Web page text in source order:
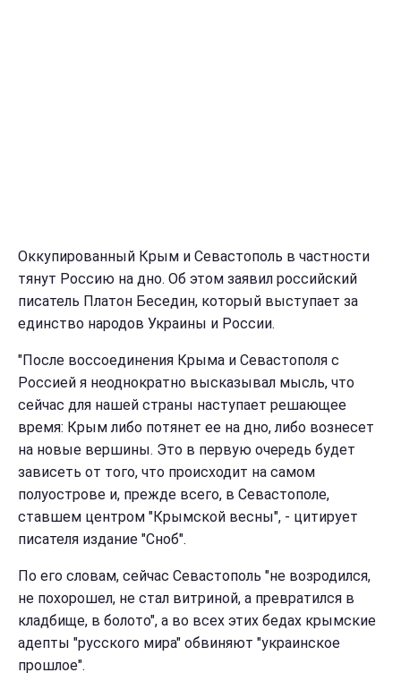
Оккупированный Крым и Севастополь в частности
тянут Россию на дно. Об этом заявил российский
писатель Платон Беседин, который выступает за
единство народов Украины и России.
"После воссоединения Крыма и Севастополя с
Россией я неоднократно высказывал мысль, что
сейчас для нашей страны наступает решающее
время: Крым либо потянет ее на дно, либо вознесет
на новые вершины. Это в первую очередь будет
зависеть от того, что происходит на самом
полуострове и, прежде всего, в Севастополе,
ставшем центром "Крымской весны", - цитирует
писателя издание "Сноб".
По его словам, сейчас Севастополь "не возродился,
не похорошел, не стал витриной, а превратился в
кладбище, в болото", а во всех этих бедах крымские
адепты "русского мира" обвиняют "украинское
прошлое".